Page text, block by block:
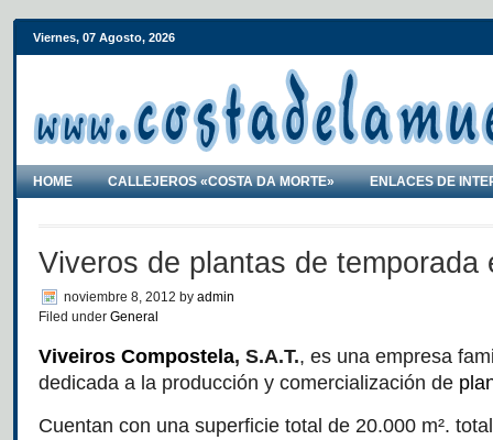
Viernes, 07 Agosto, 2026
HOME CALLEJEROS «COSTA DA MORTE» ENLACES DE
Viveros de plantas de temporada
noviembre 8, 2012 by admin
Filed under General
Viveiros Compostela, S.A.T., es una empresa
dedicada a la producción y comercialización de
Cuentan con una superficie total de 20.000 m².